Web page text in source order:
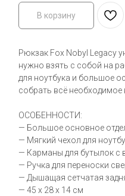
В корзину
Рюкзак Fox Nobyl Legacy
нужно взять с собой на
для ноутбука и большое
собрать всё
ОСОБЕННОСТИ:
— Большое основное
— Мягкий чехол для
— Карманы для бутылок с
— Ручка для переноски
— Дышащая сетчатая
— 45 x 28 x 14 см